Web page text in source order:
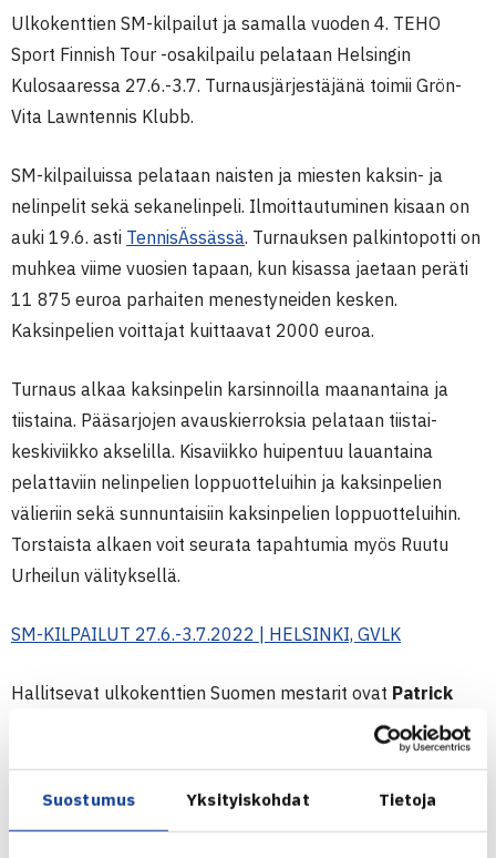
Suostumus Yksityiskohdat Tietoja
Ulkokenttien SM-kilpailut ja samalla vuoden 4. TEHO
Sport Finnish Tour -osakilpailu pelataan Helsingin
Kulosaaressa 27.6.-3.7. Turnausjärjestäjänä toimii Grön-
Vita Lawntennis Klubb.
SM-kilpailuissa pelataan naisten ja miesten kaksin- ja
nelinpelit sekä sekanelinpeli. Ilmoittautuminen kisaan on
auki 19.6. asti TennisÄssässä. Turnauksen palkintopotti on
muhkea viime vuosien tapaan, kun kisassa jaetaan peräti
11 875 euroa parhaiten menestyneiden kesken.
Kaksinpelien voittajat kuittaavat 2000 euroa.
Turnaus alkaa kaksinpelin karsinnoilla maanantaina ja
tiistaina. Pääsarjojen avauskierroksia pelataan tiistai-
keskiviikko akselilla. Kisaviikko huipentuu lauantaina
pelattaviin nelinpelien loppuotteluihin ja kaksinpelien
välieriin sekä sunnuntaisiin kaksinpelien loppuotteluihin.
Torstaista alkaen voit seurata tapahtumia myös Ruutu
Urheilun välityksellä.
SM-KILPAILUT 27.6.-3.7.2022 | HELSINKI, GVLK
Hallitsevat ulkokenttien Suomen mestarit ovat Patrick
(Smash-Kotka). Voit
Yleisten luokkien SM-kilpailut kuuluvat Suomen